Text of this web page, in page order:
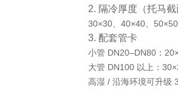
2. 隔冷厚度（托马
30×30、40×40、
3. 配套管卡
小管 DN20–DN80：
大管 DN100 以上：
高湿 / 沿海环境可升级